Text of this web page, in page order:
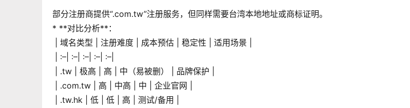
部分注册商提供“.com.tw”注册服务，但同样需要台湾本地地址或商标证明。
* **对比分析**：
| 域名类型 | 注册难度 | 成本预估 | 稳定性 | 适用场景 |
| :–| :–| :–| :–| :–|
| .tw | 极高 | 高 | 中（易被删） | 品牌保护 |
| .com.tw | 高 | 中高 | 中 | 企业官网 |
| .tw.hk | 低 | 低 | 高 | 测试/备用 |